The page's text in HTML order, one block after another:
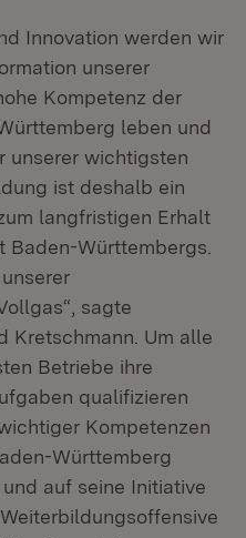
Innovation werden wir
unserer
Kompetenz der
leben und
unserer wichtigsten
ist deshalb ein
langfristigen Erhalt
Württembergs.
sagte
Kretschmann. Um alle
Betriebe ihre
qualifizieren
Kompetenzen
Württemberg
auf seine Initiative